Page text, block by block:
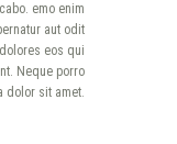
emo enim
aut odit
eos qui
Neque porro
dolor sit amet.